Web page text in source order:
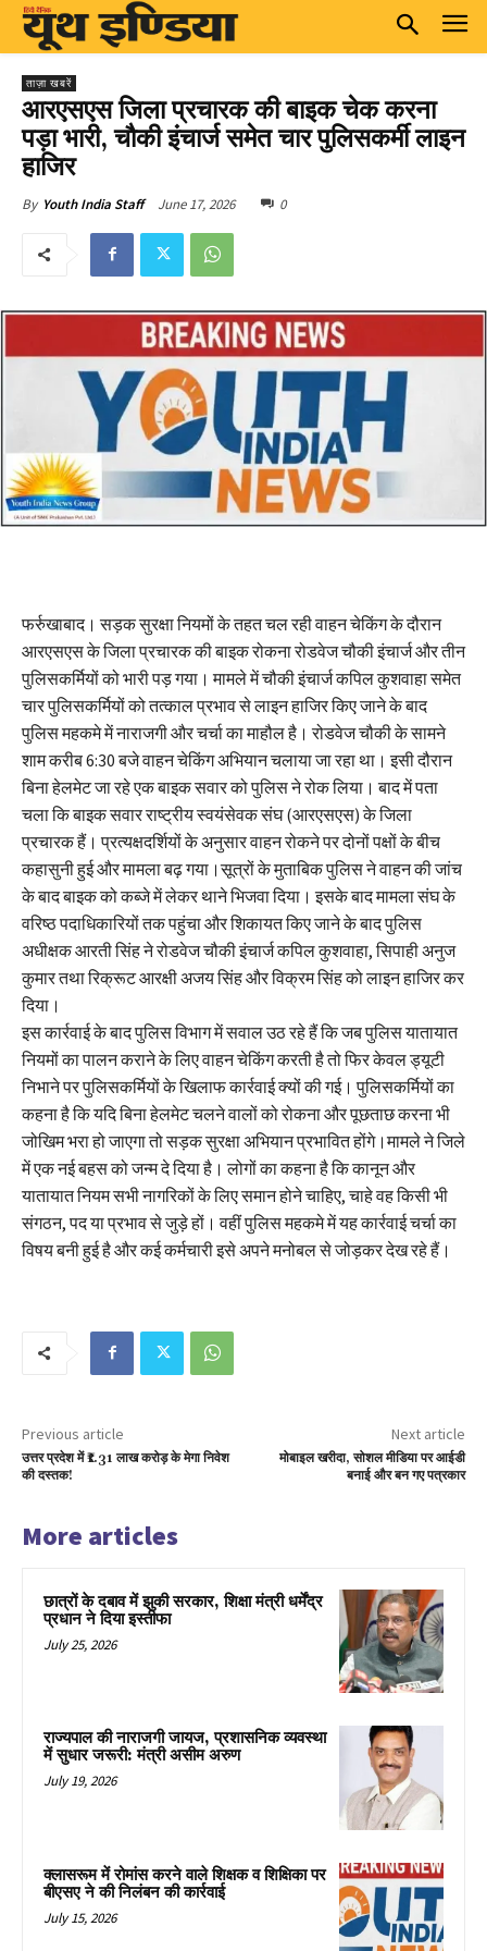
ताज़ा खबरें
आरएसएस जिला प्रचारक की बाइक चेक करना
पड़ा भारी, चौकी इंचार्ज समेत चार पुलिसकर्मी लाइन
हाजिर
By Youth India Staff June 17, 2026 0
फर्रुखाबाद। सड़क सुरक्षा नियमों के तहत चल रही वाहन चेकिंग के दौरान
आरएसएस के जिला प्रचारक की बाइक रोकना रोडवेज चौकी इंचार्ज और तीन
पुलिसकर्मियों को भारी पड़ गया। मामले में चौकी इंचार्ज कपिल कुशवाहा समेत
चार पुलिसकर्मियों को तत्काल प्रभाव से लाइन हाजिर किए जाने के बाद
पुलिस महकमे में नाराजगी और चर्चा का माहौल है। रोडवेज चौकी के सामने
शाम करीब 6:30 बजे वाहन चेकिंग अभियान चलाया जा रहा था। इसी दौरान
बिना हेलमेट जा रहे एक बाइक सवार को पुलिस ने रोक लिया। बाद में पता
चला कि बाइक सवार राष्ट्रीय स्वयंसेवक संघ (आरएसएस) के जिला
प्रचारक हैं। प्रत्यक्षदर्शियों के अनुसार वाहन रोकने पर दोनों पक्षों के बीच
कहासुनी हुई और मामला बढ़ गया।सूत्रों के मुताबिक पुलिस ने वाहन की जांच
के बाद बाइक को कब्जे में लेकर थाने भिजवा दिया। इसके बाद मामला संघ के
वरिष्ठ पदाधिकारियों तक पहुंचा और शिकायत किए जाने के बाद पुलिस
अधीक्षक आरती सिंह ने रोडवेज चौकी इंचार्ज कपिल कुशवाहा, सिपाही अनुज
कुमार तथा रिक्रूट आरक्षी अजय सिंह और विक्रम सिंह को लाइन हाजिर कर
दिया।
इस कार्रवाई के बाद पुलिस विभाग में सवाल उठ रहे हैं कि जब पुलिस यातायात
नियमों का पालन कराने के लिए वाहन चेकिंग करती है तो फिर केवल ड्यूटी
निभाने पर पुलिसकर्मियों के खिलाफ कार्रवाई क्यों की गई। पुलिसकर्मियों का
कहना है कि यदि बिना हेलमेट चलने वालों को रोकना और पूछताछ करना भी
जोखिम भरा हो जाएगा तो सड़क सुरक्षा अभियान प्रभावित होंगे।मामले ने जिले
में एक नई बहस को जन्म दे दिया है। लोगों का कहना है कि कानून और
यातायात नियम सभी नागरिकों के लिए समान होने चाहिए, चाहे वह किसी भी
संगठन, पद या प्रभाव से जुड़े हों। वहीं पुलिस महकमे में यह कार्रवाई चर्चा का
विषय बनी हुई है और कई कर्मचारी इसे अपने मनोबल से जोड़कर देख रहे हैं।
Previous article
उत्तर प्रदेश में ₹1.31 लाख करोड़ के मेगा निवेश
की दस्तक!
Next article
मोबाइल खरीदा, सोशल मीडिया पर आईडी
बनाई और बन गए पत्रकार
More articles
छात्रों के दबाव में झुकी सरकार, शिक्षा मंत्री धर्मेंद्र
प्रधान ने दिया इस्तीफा
July 25, 2026
राज्यपाल की नाराजगी जायज, प्रशासनिक व्यवस्था
में सुधार जरूरी: मंत्री असीम अरुण
July 19, 2026
क्लासरूम में रोमांस करने वाले शिक्षक व शिक्षिका पर
बीएसए ने की निलंबन की कार्रवाई
July 15, 2026